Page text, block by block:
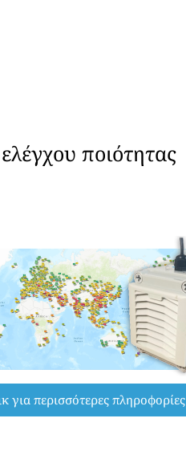
ποιότητας
για περισσότερες πληροφορίες